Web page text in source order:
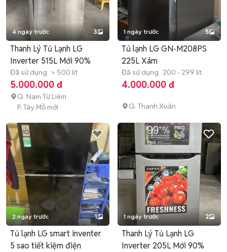
4 ngày trước 3
Thanh Lý Tủ Lạnh LG
Inverter 515L Mới 90%
Đã sử dụng > 500 lít
5.000.000 đ
Q. Nam Từ Liêm
P. Tây Mỗ mới
1 ngày trước 5
Tủ lạnh LG GN-M208PS
225L Xám
Đã sử dụng 200 - 299 lít
4.000.000 đ
Q. Thanh Xuân
2 ngày trước 1
Tủ lạnh LG smart inventer
5 sao tiết kiệm điện
1 ngày trước 2
Thanh Lý Tủ Lạnh LG
Inverter 205L Mới 90%